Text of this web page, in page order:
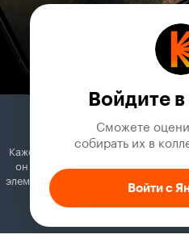
Войдите
Сможете
собирать их в
Войти с
Кажется, вы используете
он может отключать постеры,
элементы. Добавьте Кинопоиск в
Как это